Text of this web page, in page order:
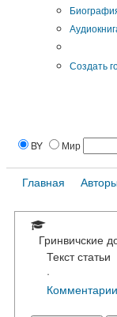
Создать
BY Мир
Главная
Гринвичские
Текст статьи
·
Комментарии